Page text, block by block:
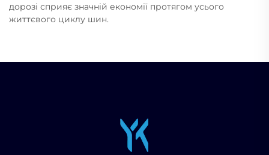
дорозі сприяє значній економії протягом усього
життєвого циклу шин.